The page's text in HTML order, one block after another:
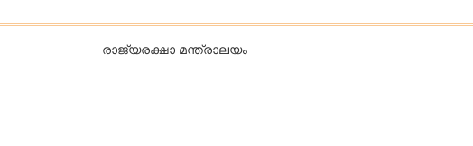
രാജ്യരക്ഷാ മന്ത്രാലയം